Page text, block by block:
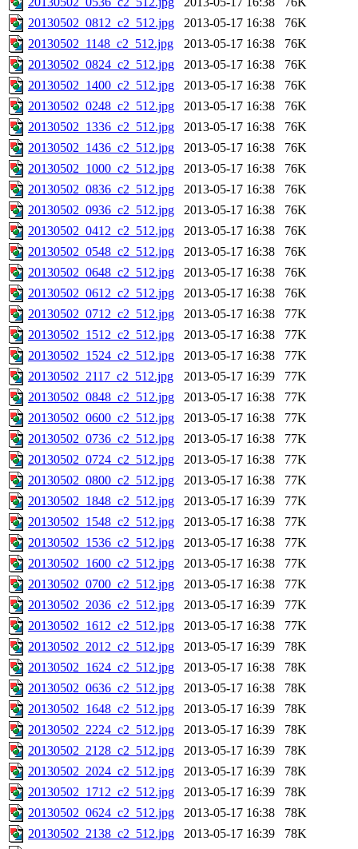
20130502_0812_c2_512.jpg
2013-05-17 16:38
76K
20130502_1148_c2_512.jpg
2013-05-17 16:38
76K
20130502_0824_c2_512.jpg
2013-05-17 16:38
76K
20130502_1400_c2_512.jpg
2013-05-17 16:38
76K
20130502_0248_c2_512.jpg
2013-05-17 16:38
76K
20130502_1336_c2_512.jpg
2013-05-17 16:38
76K
20130502_1436_c2_512.jpg
2013-05-17 16:38
76K
20130502_1000_c2_512.jpg
2013-05-17 16:38
76K
20130502_0836_c2_512.jpg
2013-05-17 16:38
76K
20130502_0936_c2_512.jpg
2013-05-17 16:38
76K
20130502_0412_c2_512.jpg
2013-05-17 16:38
76K
20130502_0548_c2_512.jpg
2013-05-17 16:38
76K
20130502_0648_c2_512.jpg
2013-05-17 16:38
76K
20130502_0612_c2_512.jpg
2013-05-17 16:38
76K
20130502_0712_c2_512.jpg
2013-05-17 16:38
77K
20130502_1512_c2_512.jpg
2013-05-17 16:38
77K
20130502_1524_c2_512.jpg
2013-05-17 16:38
77K
20130502_2117_c2_512.jpg
2013-05-17 16:39
77K
20130502_0848_c2_512.jpg
2013-05-17 16:38
77K
20130502_0600_c2_512.jpg
2013-05-17 16:38
77K
20130502_0736_c2_512.jpg
2013-05-17 16:38
77K
20130502_0724_c2_512.jpg
2013-05-17 16:38
77K
20130502_0800_c2_512.jpg
2013-05-17 16:38
77K
20130502_1848_c2_512.jpg
2013-05-17 16:39
77K
20130502_1548_c2_512.jpg
2013-05-17 16:38
77K
20130502_1536_c2_512.jpg
2013-05-17 16:38
77K
20130502_1600_c2_512.jpg
2013-05-17 16:38
77K
20130502_0700_c2_512.jpg
2013-05-17 16:38
77K
20130502_2036_c2_512.jpg
2013-05-17 16:39
77K
20130502_1612_c2_512.jpg
2013-05-17 16:38
77K
20130502_2012_c2_512.jpg
2013-05-17 16:39
78K
20130502_1624_c2_512.jpg
2013-05-17 16:38
78K
20130502_0636_c2_512.jpg
2013-05-17 16:38
78K
20130502_1648_c2_512.jpg
2013-05-17 16:39
78K
20130502_2224_c2_512.jpg
2013-05-17 16:39
78K
20130502_2128_c2_512.jpg
2013-05-17 16:39
78K
20130502_2024_c2_512.jpg
2013-05-17 16:39
78K
20130502_1712_c2_512.jpg
2013-05-17 16:39
78K
20130502_0624_c2_512.jpg
2013-05-17 16:38
78K
20130502_2138_c2_512.jpg
2013-05-17 16:39
78K